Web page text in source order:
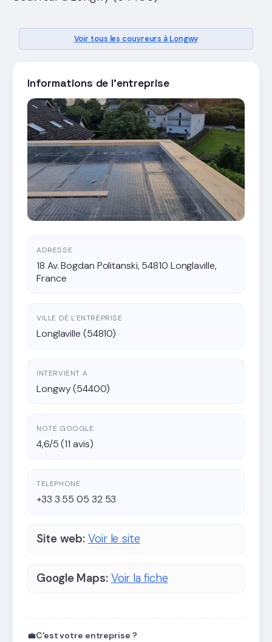
Voir tous les couvreurs à Longwy
Informations de l'entreprise
ADRESSE
18 Av. Bogdan Politanski, 54810 Longlaville,
France
VILLE DE L'ENTREPRISE
Longlaville (54810)
INTERVIENT A
Longwy (54400)
NOTE GOOGLE
4,6/5 (11 avis)
TELEPHONE
+33 3 55 05 32 53
Site web: Voir le site
Google Maps: Voir la fiche
💼C'est votre entreprise ?